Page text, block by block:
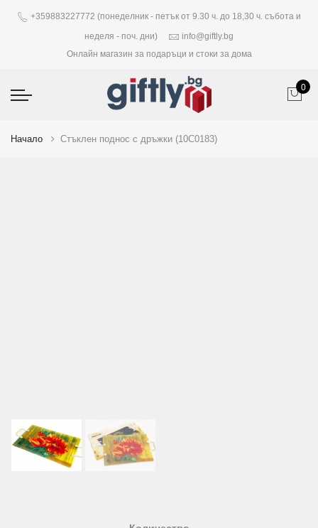
+359883227772 (понеделник - петък от 9.30 ч. до 18,30 ч. събота и
неделя - поч. дни)
info@giftly.bg
Онлайн магазин за подаръци и стоки за дома
0
Начало Стъклен поднос с дръжки (10C0183)